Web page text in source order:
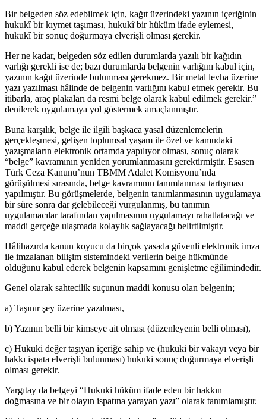
Bir belgeden söz edebilmek için, kağıt üzerindeki yazının içeriğinin
hukukî bir kıymet taşıması, hukukî bir hüküm ifade eylemesi,
hukukî bir sonuç doğurmaya elverişli olması gerekir.
Her ne kadar, belgeden söz edilen durumlarda yazılı bir kağıdın
varlığı gerekli ise de; bazı durumlarda belgenin varlığını kabul için,
yazının kağıt üzerinde bulunması gerekmez. Bir metal levha üzerine
yazı yazılması hâlinde de belgenin varlığını kabul etmek gerekir. Bu
itibarla, araç plakaları da resmi belge olarak kabul edilmek gerekir.”
denilerek uygulamaya yol göstermek amaçlanmıştır.
Buna karşılık, belge ile ilgili başkaca yasal düzenlemelerin
gerçekleşmesi, gelişen toplumsal yaşam ile özel ve kamudaki
yazışmaların elektronik ortamda yapılıyor olması, sonuç olarak
“belge” kavramının yeniden yorumlanmasını gerektirmiştir. Esasen
Türk Ceza Kanunu’nun TBMM Adalet Komisyonu’nda
görüşülmesi sırasında, belge kavramının tanımlanması tartışması
yapılmıştır. Bu görüşmelerde, belgenin tanımlanmasının uygulamaya
bir süre sonra dar gelebileceği vurgulanmış, bu tanımın
uygulamacılar tarafından yapılmasının uygulamayı rahatlatacağı ve
maddi gerçeğe ulaşmada kolaylık sağlayacağı belirtilmiştir.
Hâlihazırda kanun koyucu da birçok yasada güvenli elektronik imza
ile imzalanan bilişim sistemindeki verilerin belge hükmünde
olduğunu kabul ederek belgenin kapsamını genişletme eğilimindedir.
Genel olarak sahtecilik suçunun maddi konusu olan belgenin;
a) Taşınır şey üzerine yazılması,
b) Yazının belli bir kimseye ait olması (düzenleyenin belli olması),
c) Hukuki değer taşıyan içeriğe sahip ve (hukuki bir vakayı veya bir
hakkı ispata elverişli bulunması) hukuki sonuç doğurmaya elverişli
olması gerekir.
Yargıtay da belgeyi “Hukuki hüküm ifade eden bir hakkın
doğmasına ve bir olayın ispatına yarayan yazı” olarak tanımlamıştır.